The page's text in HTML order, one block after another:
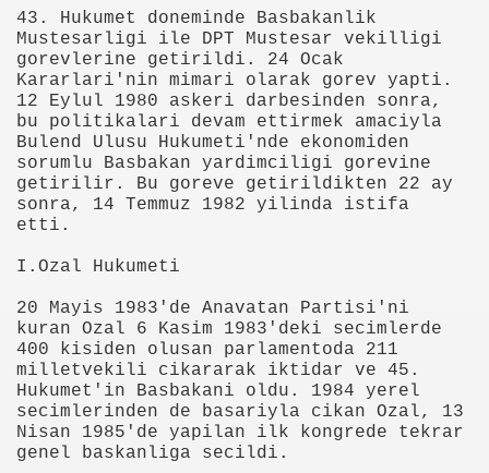
43. Hukumet doneminde Basbakanlik
Mustesarligi ile DPT Mustesar vekilligi
gorevlerine getirildi. 24 Ocak
Kararlari'nin mimari olarak gorev yapti.
12 Eylul 1980 askeri darbesinden sonra,
bu politikalari devam ettirmek amaciyla
Bulend Ulusu Hukumeti'nde ekonomiden
sorumlu Basbakan yardimciligi gorevine
getirilir. Bu goreve getirildikten 22 ay
sonra, 14 Temmuz 1982 yilinda istifa
etti.
I.Ozal Hukumeti
20 Mayis 1983'de Anavatan Partisi'ni
kuran Ozal 6 Kasim 1983'deki secimlerde
400 kisiden olusan parlamentoda 211
milletvekili cikararak iktidar ve 45.
Hukumet'in Basbakani oldu. 1984 yerel
secimlerinden de basariyla cikan Ozal, 13
Nisan 1985'de yapilan ilk kongrede tekrar
genel baskanliga secildi.
Yazılı Tişörtle Çıktı
Kupadan Elendi
Olmayız
keşfedildi